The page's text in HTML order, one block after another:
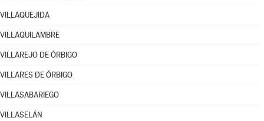
VILLAQUEJIDA
VILLAQUILAMBRE
VILLAREJO DE ÓRBIGO
VILLARES DE ÓRBIGO
VILLASABARIEGO
VILLASELÁN